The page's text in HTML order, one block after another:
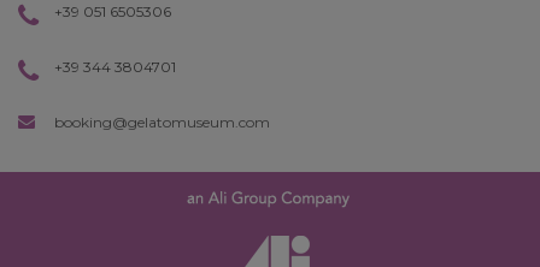
+39 051 6505306
+39 344 3804701
booking@gelatomuseum.com